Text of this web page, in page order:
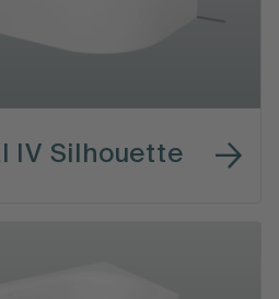
IV Silhouette